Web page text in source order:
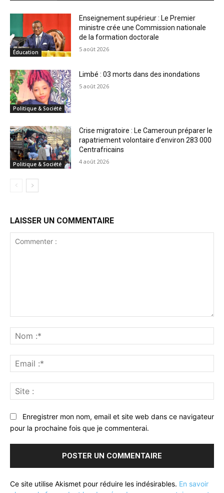
Éducation
Enseignement supérieur : Le Premier
ministre crée une Commission nationale
de la formation doctorale
5 août 2026
Politique & Société
Limbé : 03 morts dans des inondations
5 août 2026
Politique & Société
Crise migratoire : Le Cameroun préparer le
rapatriement volontaire d’environ 283 000
Centrafricains
4 août 2026
LAISSER UN COMMENTAIRE
:*
:*
:
Enregistrer mon nom, email et site web dans ce navigateur
pour la prochaine fois que je commenterai.
Ce site utilise Akismet pour réduire les indésirables. En savoir